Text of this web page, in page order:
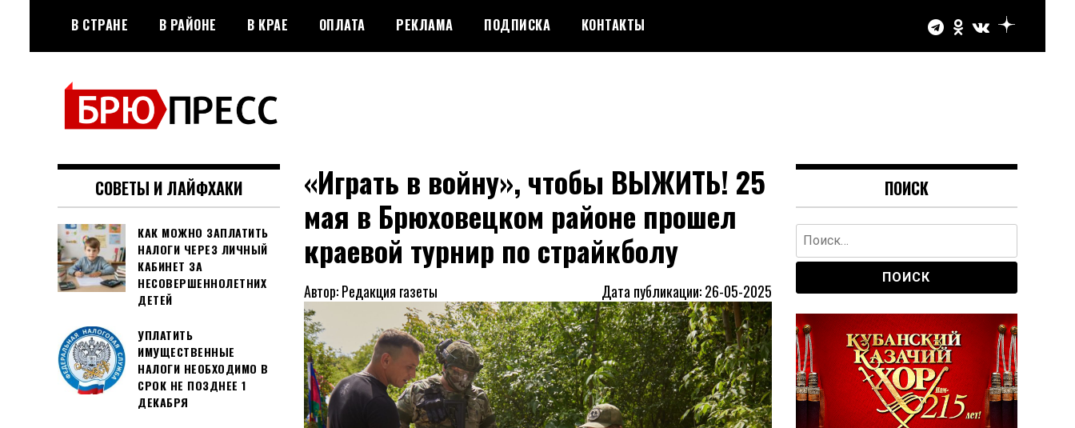
содержимому
В СТРАНЕ В РАЙОНЕ В КРАЕ ОПЛАТА РЕКЛАМА ПОДПИСКА КОНТАКТЫ
БРЮПРЕСС
Официальный сайт газеты
"Брюховецкие новости"
«Играть в войну», чтобы ВЫЖИТЬ! 25
мая в Брюховецком районе прошел
краевой турнир по страйкболу
Автор: Редакция газеты Дата публикации: 26-05-2025
СОВЕТЫ И ЛАЙФХАКИ
КАК МОЖНО ЗАПЛАТИТЬ
НАЛОГИ ЧЕРЕЗ ЛИЧНЫЙ
КАБИНЕТ ЗА
НЕСОВЕРШЕННОЛЕТНИХ
ДЕТЕЙ
УПЛАТИТЬ
ИМУЩЕСТВЕННЫЕ
НАЛОГИ НЕОБХОДИМО В
СРОК НЕ ПОЗДНЕЕ 1
ДЕКАБРЯ
ПОИСК
Найти: